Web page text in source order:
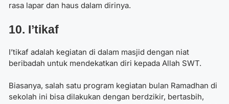
rasa lapar dan haus dalam dirinya.
10. I’tikaf
I’tikaf adalah kegiatan di dalam masjid dengan niat
beribadah untuk mendekatkan diri kepada Allah SWT.
Biasanya, salah satu program kegiatan bulan Ramadhan di
sekolah ini bisa dilakukan dengan berdzikir, bertasbih,